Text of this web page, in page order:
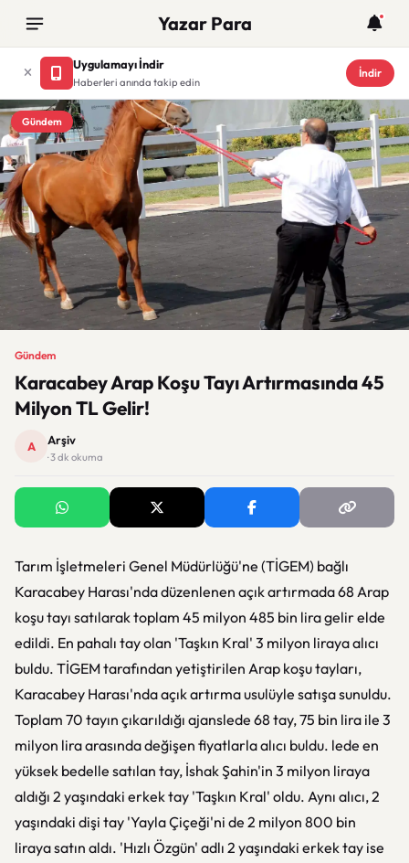
Yazar Para
Uygulamayı İndir
Haberleri anında takip edin
İndir
Gündem
Gündem
Karacabey Arap Koşu Tayı Artırmasında 45
Milyon TL Gelir!
A Arşiv
· 3 dk okuma
Tarım İşletmeleri Genel Müdürlüğü'ne (TİGEM) bağlı
Karacabey Harası'nda düzenlenen açık artırmada 68 Arap
koşu tayı satılarak toplam 45 milyon 485 bin lira gelir elde
edildi. En pahalı tay olan 'Taşkın Kral' 3 milyon liraya alıcı
buldu. TİGEM tarafından yetiştirilen Arap koşu tayları,
Karacabey Harası'nda açık artırma usulüyle satışa sunuldu.
Toplam 70 tayın çıkarıldığı ajanslede 68 tay, 75 bin lira ile 3
milyon lira arasında değişen fiyatlarla alıcı buldu. lede en
yüksek bedelle satılan tay, İshak Şahin'in 3 milyon liraya
aldığı 2 yaşındaki erkek tay 'Taşkın Kral' oldu. Aynı alıcı, 2
yaşındaki dişi tay 'Yayla Çiçeği'ni de 2 milyon 800 bin
liraya satın aldı. 'Hızlı Özgün' adlı 2 yaşındaki erkek tay ise